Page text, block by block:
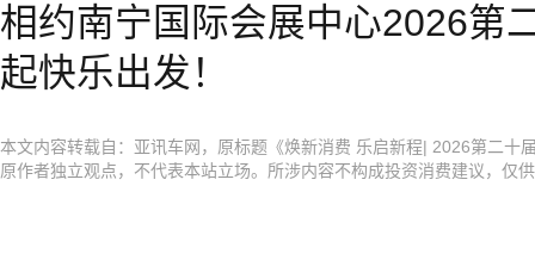
相约南宁国际会展中心2026第
起快乐出发！
本文内容转载自：亚讯车网，原标题《焕新消费 乐启新程| 2026第二十
原作者独立观点，不代表本站立场。所涉内容不构成投资消费建议，仅